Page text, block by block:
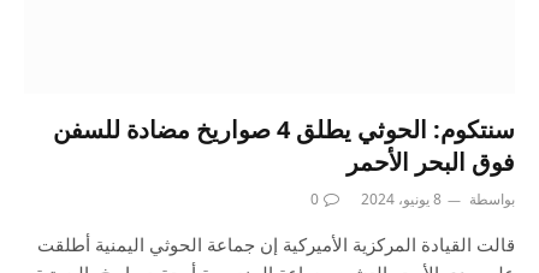
سنتكوم: الحوثي يطلق 4 صواريخ مضادة للسفن
فوق البحر الأحمر
بواسطة 8 يونيو، 2024 0
قالت القيادة المركزية الأميركية إن جماعة الحوثي اليمنية أطلقت